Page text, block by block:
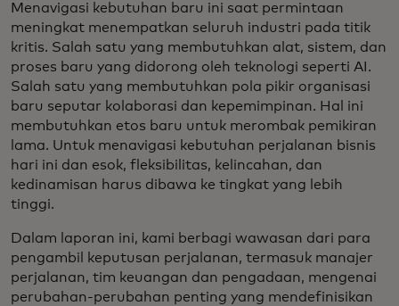
Menavigasi kebutuhan baru ini saat permintaan
meningkat menempatkan seluruh industri pada titik
kritis. Salah satu yang membutuhkan alat, sistem, dan
proses baru yang didorong oleh teknologi seperti AI.
Salah satu yang membutuhkan pola pikir organisasi
baru seputar kolaborasi dan kepemimpinan. Hal ini
membutuhkan etos baru untuk merombak pemikiran
lama. Untuk menavigasi kebutuhan perjalanan bisnis
hari ini dan esok, fleksibilitas, kelincahan, dan
kedinamisan harus dibawa ke tingkat yang lebih
tinggi.
Dalam laporan ini, kami berbagi wawasan dari para
pengambil keputusan perjalanan, termasuk manajer
perjalanan, tim keuangan dan pengadaan, mengenai
perubahan-perubahan penting yang mendefinisikan